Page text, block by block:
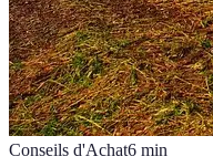
Conseils d'Achat6 min